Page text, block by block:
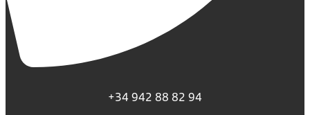
+34 942 88 82 94